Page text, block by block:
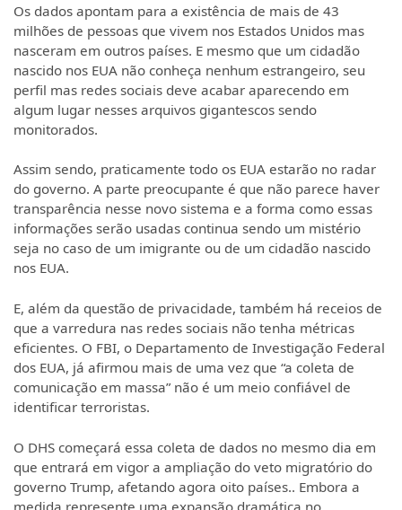
Os dados apontam para a existência de mais de 43
milhões de pessoas que vivem nos Estados Unidos mas
nasceram em outros países. E mesmo que um cidadão
nascido nos EUA não conheça nenhum estrangeiro, seu
perfil mas redes sociais deve acabar aparecendo em
algum lugar nesses arquivos gigantescos sendo
monitorados.
Assim sendo, praticamente todo os EUA estarão no radar
do governo. A parte preocupante é que não parece haver
transparência nesse novo sistema e a forma como essas
informações serão usadas continua sendo um mistério
seja no caso de um imigrante ou de um cidadão nascido
nos EUA.
E, além da questão de privacidade, também há receios de
que a varredura nas redes sociais não tenha métricas
eficientes. O FBI, o Departamento de Investigação Federal
dos EUA, já afirmou mais de uma vez que “a coleta de
comunicação em massa” não é um meio confiável de
identificar terroristas.
O DHS começará essa coleta de dados no mesmo dia em
que entrará em vigor a ampliação do veto migratório do
governo Trump, afetando agora oito países.. Embora a